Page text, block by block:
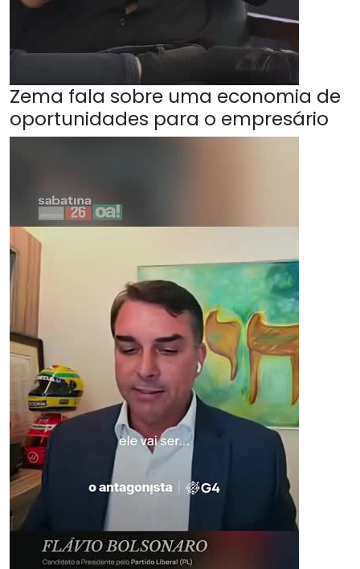
Zema fala sobre uma economia de
oportunidades para o empresário